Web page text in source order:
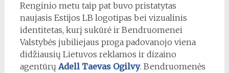
Renginio metu taip pat buvo pristatytas
naujasis Estijos LB logotipas bei vizualinis
identitetas, kurį sukūrė ir Bendruomenei
Valstybės jubiliejaus proga padovanojo viena
didžiausių Lietuvos reklamos ir dizaino
agentūrųAdell Taevas Ogilvy. Bendruomenės